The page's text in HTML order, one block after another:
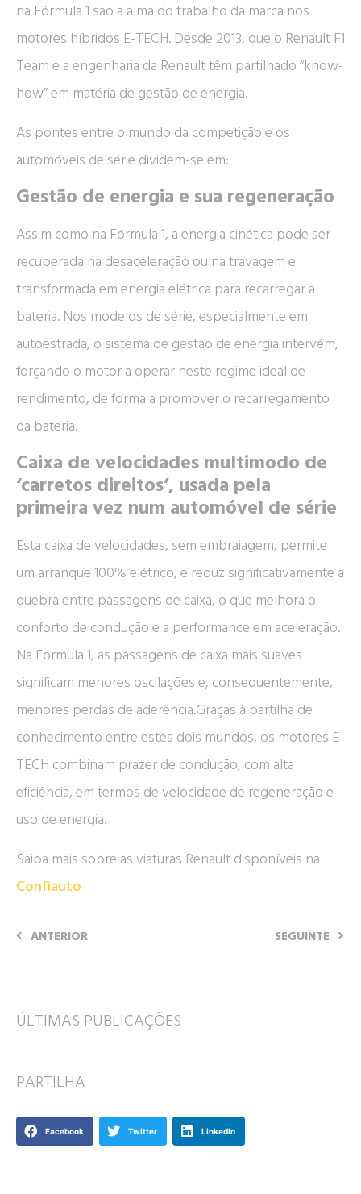
na Fórmula 1 são a alma do trabalho da marca nos
motores híbridos E-TECH. Desde 2013, que o Renault F1
Team e a engenharia da Renault têm partilhado “know-
how” em matéria de gestão de energia.
As pontes entre o mundo da competição e os
automóveis de série dividem-se em:
Gestão de energia e sua regeneração
Assim como na Fórmula 1, a energia cinética pode ser
recuperada na desaceleração ou na travagem e
transformada em energia elétrica para recarregar a
bateria. Nos modelos de série, especialmente em
autoestrada, o sistema de gestão de energia intervém,
forçando o motor a operar neste regime ideal de
rendimento, de forma a promover o recarregamento
da bateria.
Caixa de velocidades multimodo de
‘carretos direitos’, usada pela
primeira vez num automóvel de série
Esta caixa de velocidades, sem embraiagem, permite
um arranque 100% elétrico, e reduz significativamente a
quebra entre passagens de caixa, o que melhora o
conforto de condução e a performance em aceleração.
Na Fórmula 1, as passagens de caixa mais suaves
significam menores oscilações e, consequentemente,
menores perdas de aderência.Graças à partilha de
conhecimento entre estes dois mundos, os motores E-
TECH combinam prazer de condução, com alta
eficiência, em termos de velocidade de regeneração e
uso de energia.
Saiba mais sobre as viaturas Renault disponíveis na
Confiauto
ANTERIOR SEGUINTE
ÚLTIMAS PUBLICAÇÕES
PARTILHA
Facebook Twitter LinkedIn